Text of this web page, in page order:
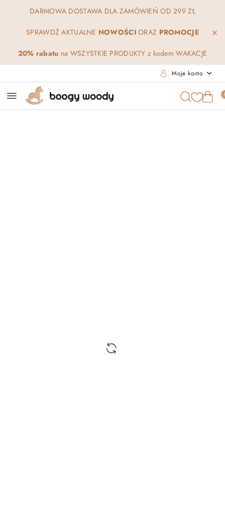
Przejdź do treści głównej
Przejdź do wyszukiwarki
Przejdź do moje konto
Przejdź do menu głównego
Przejdź do opisu produktu
Przejdź do stopki
DARMOWA DOSTAWA DLA ZAMÓWIEŃ OD 299 ZŁ
SPRAWDŹ AKTUALNE NOWOŚCIORAZ PROMOCJE
20% rabatu na WSZYSTKIE PRODUKTY z kodem WAKACJE
Moje konto